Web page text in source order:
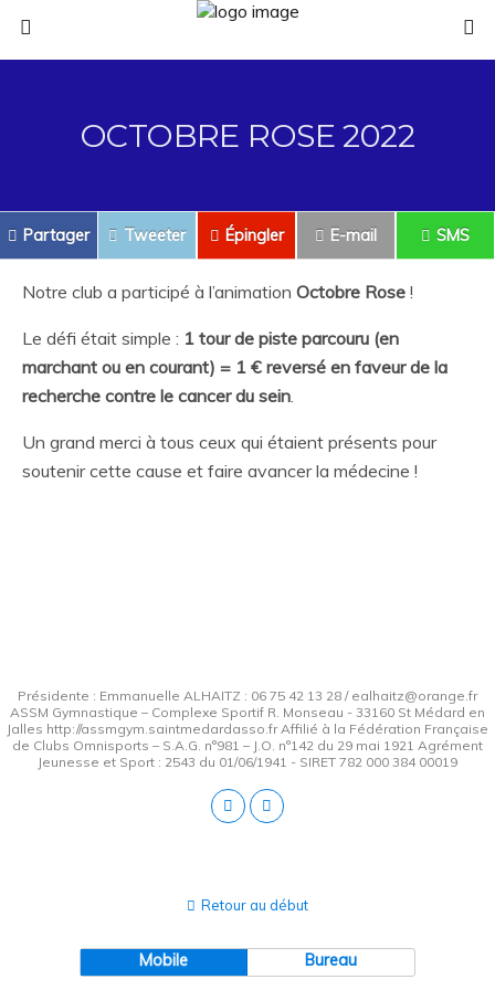
OCTOBRE ROSE 2022
Partager Tweeter Épingler E-mail SMS
Notre club a participé à l’animation Octobre Rose !
Le défi était simple : 1 tour de piste parcouru (en
marchant ou en courant) = 1 € reversé en faveur de la
recherche contre le cancer du sein.
Un grand merci à tous ceux qui étaient présents pour
soutenir cette cause et faire avancer la médecine !
Présidente : Emmanuelle ALHAITZ : 06 75 42 13 28 / ealhaitz@orange.fr
ASSM Gymnastique – Complexe Sportif R. Monseau - 33160 St Médard en
Jalles http://assmgym.saintmedardasso.fr Affilié à la Fédération Française
de Clubs Omnisports – S.A.G. n°981 – J.O. n°142 du 29 mai 1921 Agrément
Jeunesse et Sport : 2543 du 01/06/1941 - SIRET 782 000 384 00019
Retour au début
Mobile Bureau